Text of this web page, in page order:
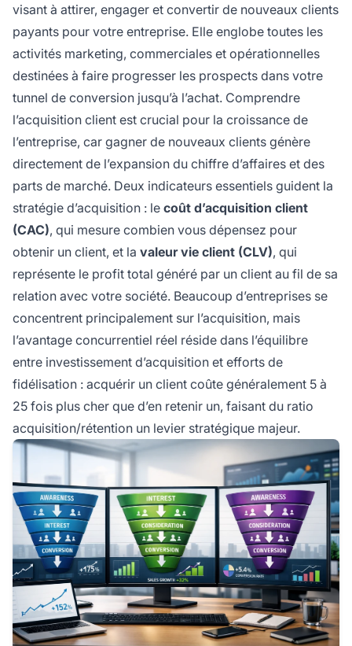
visant à attirer, engager et convertir de nouveaux clients
payants pour votre entreprise. Elle englobe toutes les
activités marketing, commerciales et opérationnelles
destinées à faire progresser les prospects dans votre
tunnel de conversion jusqu’à l’achat. Comprendre
l’acquisition client est crucial pour la croissance de
l’entreprise, car gagner de nouveaux clients génère
directement de l’expansion du chiffre d’affaires et des
parts de marché. Deux indicateurs essentiels guident la
stratégie d’acquisition : le coût d’acquisition client
(CAC), qui mesure combien vous dépensez pour
obtenir un client, et la valeur vie client (CLV), qui
représente le profit total généré par un client au fil de sa
relation avec votre société. Beaucoup d’entreprises se
concentrent principalement sur l’acquisition, mais
l’avantage concurrentiel réel réside dans l’équilibre
entre investissement d’acquisition et efforts de
fidélisation : acquérir un client coûte généralement 5 à
25 fois plus cher que d’en retenir un, faisant du ratio
acquisition/rétention un levier stratégique majeur.